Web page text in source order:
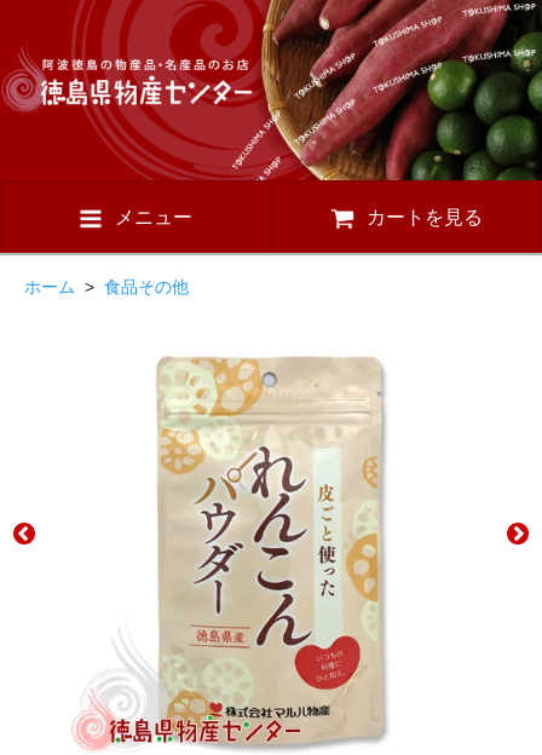
メニュー カートを見る
ホーム > 食品その他